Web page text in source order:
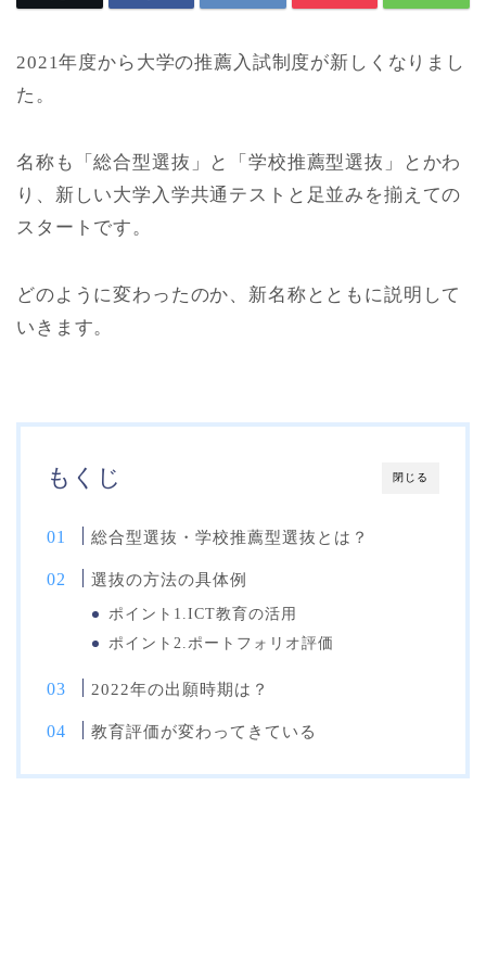
2021年度から大学の推薦入試制度が新しくなりまし
た。
名称も「総合型選抜」と「学校推薦型選抜」とかわ
り、新しい大学入学共通テストと足並みを揃えての
スタートです。
どのように変わったのか、新名称とともに説明して
いきます。
閉じる
もくじ
総合型選抜・学校推薦型選抜とは？
選抜の方法の具体例
ポイント1.ICT教育の活用
ポイント2.ポートフォリオ評価
2022年の出願時期は？
教育評価が変わってきている